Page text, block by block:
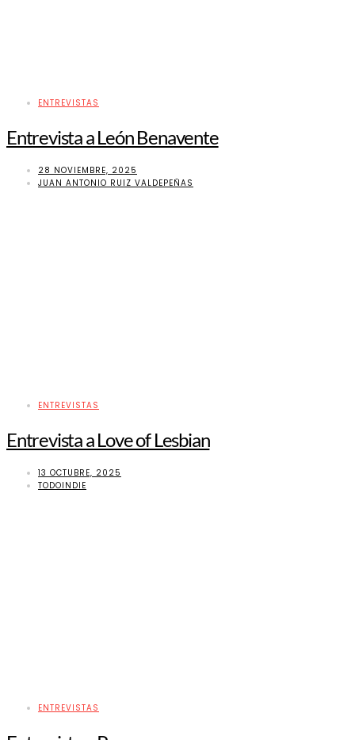
ENTREVISTAS
Entrevista a León Benavente
28 NOVIEMBRE, 2025
JUAN ANTONIO RUIZ VALDEPEÑAS
ENTREVISTAS
Entrevista a Love of Lesbian
13 OCTUBRE, 2025
TODOINDIE
ENTREVISTAS